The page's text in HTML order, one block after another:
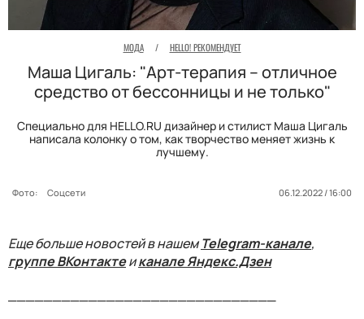
МОДА / HELLO! РЕКОМЕНДУЕТ
Маша Цигаль: "Арт-терапия – отличное
средство от бессонницы и не только"
Специально для HELLO.RU дизайнер и стилист Маша Цигаль
написала колонку о том, как творчество меняет жизнь к
лучшему.
Фото: Соцсети 06.12.2022 / 16:00
Еще больше новостей в нашемTelegram-канале,
группе ВКонтактеиканале Яндекс.Дзен